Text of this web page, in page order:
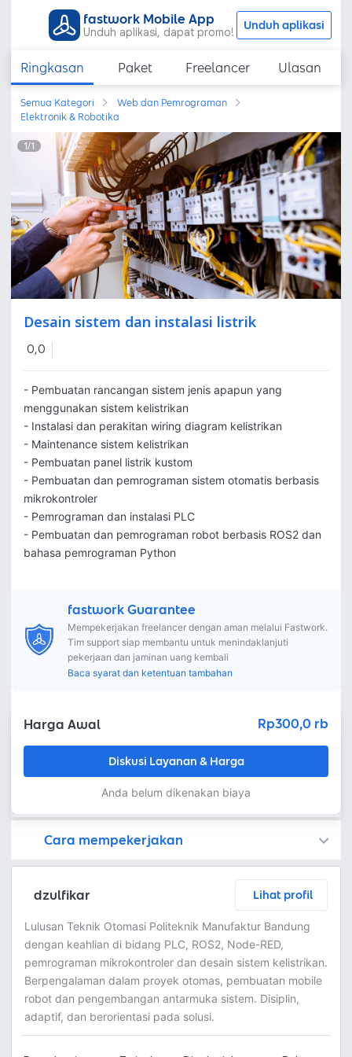
fastwork Mobile App
Unduh aplikasi, dapat promo! Unduh aplikasi
Ringkasan Paket Freelancer Ulasan
Semua Kategori
Web dan Pemrograman
Elektronik & Robotika
1/1
Desain sistem dan instalasi listrik
0,0
- Pembuatan rancangan sistem jenis apapun yang
menggunakan sistem kelistrikan
- Instalasi dan perakitan wiring diagram kelistrikan
- Maintenance sistem kelistrikan
- Pembuatan panel listrik kustom
- Pembuatan dan pemrograman sistem otomatis berbasis
mikrokontroler
- Pemrograman dan instalasi PLC
- Pembuatan dan pemrograman robot berbasis ROS2 dan
fastwork Guarantee
Mempekerjakan freelancer dengan aman melalui Fastwork.
Tim support siap membantu untuk menindaklanjuti
pekerjaan dan jaminan uang kembali
Baca syarat dan ketentuan tambahan
Harga Awal Rp300,0 rb
Diskusi Layanan & Harga
Anda belum dikenakan biaya
Cara mempekerjakan
dzulfikar Lihat profil
Lulusan Teknik Otomasi Politeknik Manufaktur Bandung
dengan keahlian di bidang PLC, ROS2, Node-RED,
pemrograman mikrokontroler dan desain sistem kelistrikan.
Berpengalaman dalam proyek otomas, pembuatan mobile
robot dan pengembangan antarmuka sistem. Disiplin,
adaptif, dan berorientasi pada solusi.